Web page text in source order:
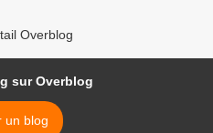
Overblog
sur Overblog
un blog